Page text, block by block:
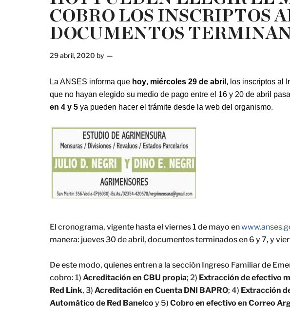
COBRO LOS INSCRIPTOS
DOCUMENTOS
29 abril, 2020 by
La ANSES informa que hoy, miércoles 29 de abril , los inscriptos al
que no hayan elegido su medio de pago entre el 16 y 20 de abril
en 4 y 5 ya pueden hacer el trámite desde la web del organismo.
El cronograma, vigente hasta el viernes 1 de mayo en
manera: jueves 30 de abril, documentos terminados en 6 y 7, y
De este modo, quienes entren a la sección Ingreso Familiar de
cobro: 1) Acreditación en CBU propia; 2) Extracción de efectivo
Red Link, 3) Acreditación en Cuenta DNI BAPRO; 4) Extracción
Automático de Red Banelco y 5) Cobro en efectivo en Correo